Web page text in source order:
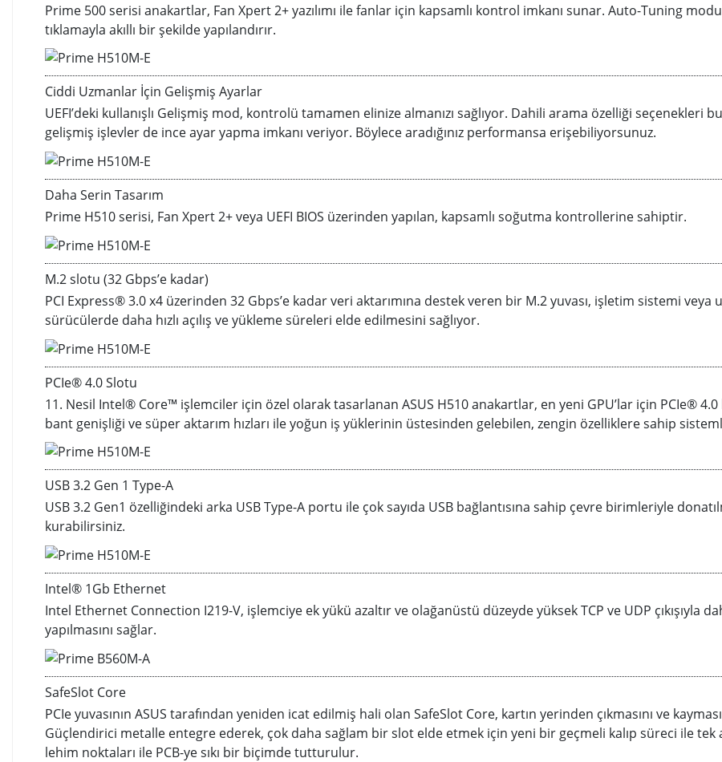
Prime 500 serisi anakartlar, Fan Xpert 2+ yazılımı ile fanlar için kapsamlı kontrol imkanı sunar. Auto-Tuning
tıklamayla akıllı bir şekilde yapılandırır.
Ciddi Uzmanlar İçin Gelişmiş Ayarlar
UEFI’deki kullanışlı Gelişmiş mod, kontrolü tamamen elinize almanızı sağlıyor. Dahili arama özelliği seçenekleri
gelişmiş işlevler de ince ayar yapma imkanı veriyor. Böylece aradığınız performansa erişebiliyorsunuz.
Daha Serin Tasarım
Prime H510 serisi, Fan Xpert 2+ veya UEFI BIOS üzerinden yapılan, kapsamlı soğutma kontrollerine sahiptir.
M.2 slotu (32 Gbps’e kadar)
PCI Express® 3.0 x4 üzerinden 32 Gbps’e kadar veri aktarımına destek veren bir M.2 yuvası, işletim sistemi veya
sürücülerde daha hızlı açılış ve yükleme süreleri elde edilmesini sağlıyor.
PCIe® 4.0 Slotu
11. Nesil Intel® Core™ işlemciler için özel olarak tasarlanan ASUS H510 anakartlar, en yeni GPU’lar için PCIe® 4.0
bant genişliği ve süper aktarım hızları ile yoğun iş yüklerinin üstesinden gelebilen, zengin özelliklere sahip
USB 3.2 Gen 1 Type-A
USB 3.2 Gen1 özelliğindeki arka USB Type-A portu ile çok sayıda USB bağlantısına sahip çevre birimleriyle
kurabilirsiniz.
Intel® 1Gb Ethernet
Intel Ethernet Connection I219-V, işlemciye ek yükü azaltır ve olağanüstü düzeyde yüksek TCP ve UDP çıkışıyla daha
yapılmasını sağlar.
SafeSlot Core
PCIe yuvasının ASUS tarafından yeniden icat edilmiş hali olan SafeSlot Core, kartın yerinden çıkmasını ve
Güçlendirici metalle entegre ederek, çok daha sağlam bir slot elde etmek için yeni bir geçmeli kalıp süreci ile tek
lehim noktaları ile PCB-ye sıkı bir biçimde tutturulur.